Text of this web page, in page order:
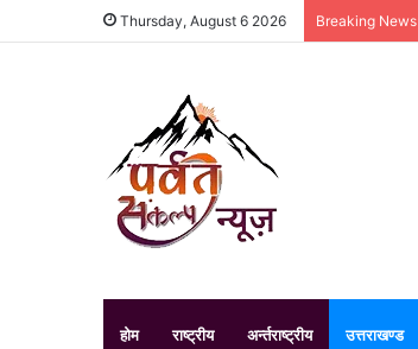
Thursday, August 6 2026 Breaking News
होम राष्ट्रीय अर्न्तराष्ट्रीय उत्तराखण्ड